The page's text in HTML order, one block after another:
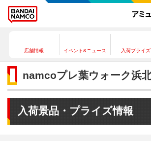
店舗情報 イベント&ニュース 入荷プライズ
namcoプレ葉ウォーク浜
入荷景品・プライズ情報